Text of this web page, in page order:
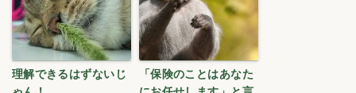
理解できるはずないじ
「保険のことはあなた